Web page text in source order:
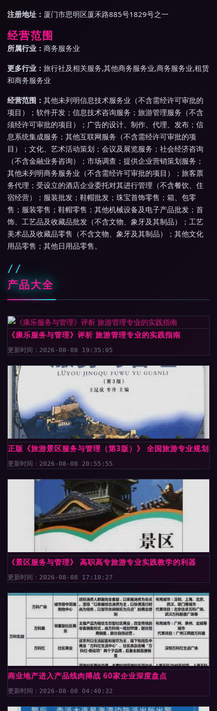
注册地址： 厦门市思明区厦禾路885号1829号之一
经营范围
所属行业： 商务服务业
更多行业： 旅行社及相关服务,其他商务服务业,商务服务业,租赁
和商务服务业
经营范围： 其他未列明信息技术服务业（不含需经许可审批的
项目）；软件开发；信息技术咨询服务；旅游管理服务（不含
须经许可审批的项目）；广告的设计、制作、代理、发布；信
息系统集成服务；其他互联网服务（不含需经许可审批的项
目）；文化、艺术活动策划；会议及展览服务；社会经济咨询
（不含金融业务咨询）；市场调查；提供企业营销策划服务；
其他未列明商务服务业（不含需经许可审批的项目）；旅客票
务代理；受设立的酒店企业委托对其进行管理（不含餐饮、住
宿经营）；服装批发；鞋帽批发；珠宝首饰零售；箱、包零
售；服装零售；鞋帽零售；其他机械设备及电子产品批发；首
饰、工艺品及收藏品批发（不含文物、象牙及其制品）；工艺
美术品及收藏品零售（不含文物、象牙及其制品）；其他文化
用品零售；其他日用品零售。
产品大全
《康乐服务与管理》评析 旅游管理专业的实践指南
更新时间：2026-08-08 19:35:05
正版《旅游景区服务与管理（第3版）》 全国旅游专业规划
更新时间：2026-08-08 20:55:55
《景区服务与管理》 高职高专旅游专业实践教学的利器
更新时间：2026-08-08 17:10:27
商业地产进入产品线肉搏战 60家企业深度盘点
更新时间：2026-08-08 04:40:32